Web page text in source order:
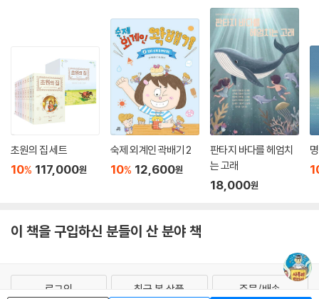
초원의 집 세트
10% 117,000원
숙제 외계인 곽배기 2
10% 12,600원
판타지 바다를 헤엄치
는 고래
18,000원
이 책을 구입하신 분들이 산 분야 책
로그인 최근 본 상품 주문/배송